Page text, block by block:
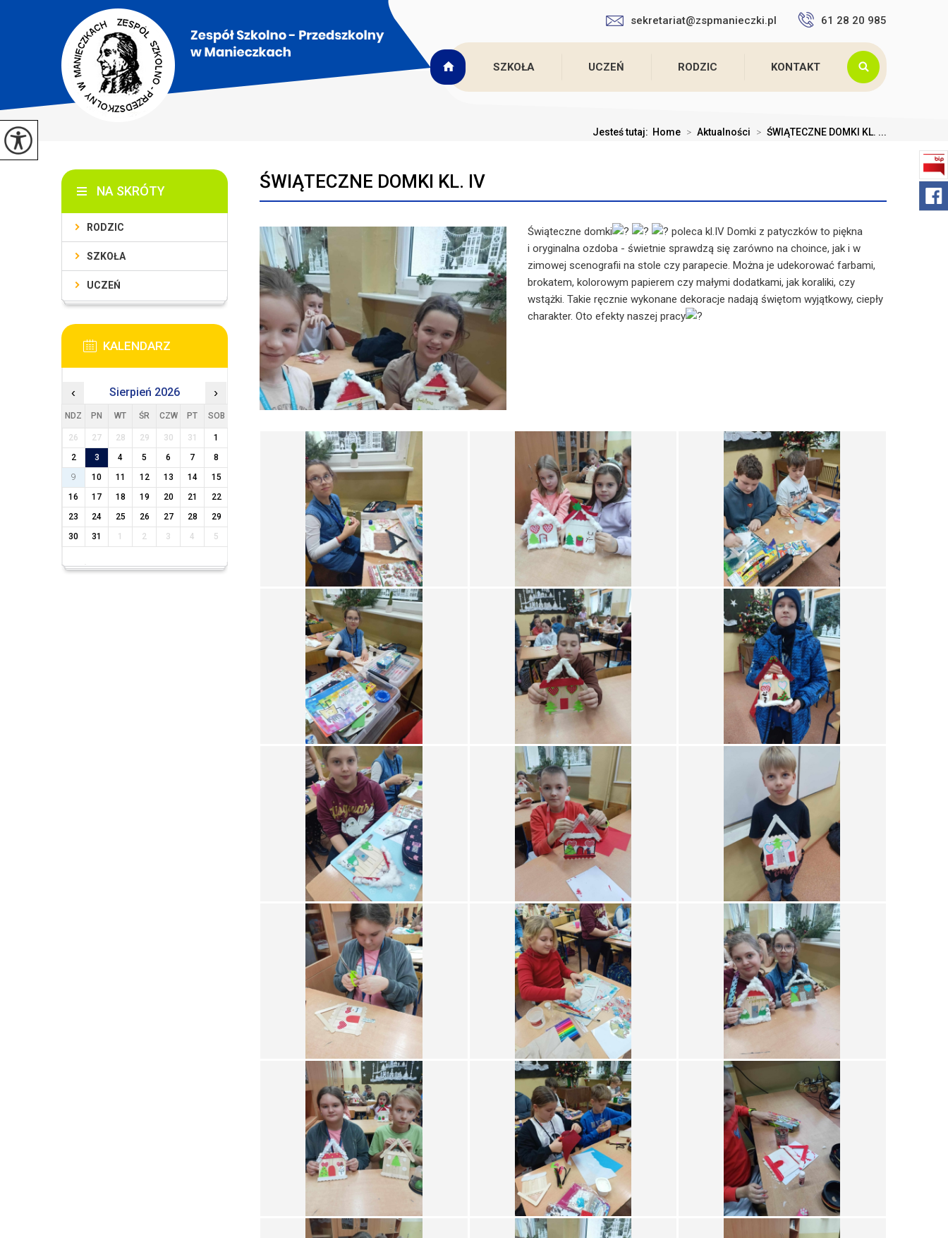
sekretariat@zspmanieczki.pl 61 28 20 985
SZKOŁA UCZEŃ RODZIC KONTAKT
Jesteś tutaj: Home > Aktualności > ŚWIĄTECZNE DOMKI KL. ...
ŚWIĄTECZNE DOMKI KL. IV
Świąteczne domki
poleca kl.IV Domki z patyczków to piękna
i oryginalna ozdoba - świetnie sprawdzą się zarówno na choince, jak i w
zimowej scenografii na stole czy parapecie. Można je udekorować farbami,
brokatem, kolorowym papierem czy małymi dodatkami, jak koraliki, czy
wstążki. Takie ręcznie wykonane dekoracje nadają świętom wyjątkowy, ciepły
charakter. Oto efekty naszej pracy
NA SKRÓTY
RODZIC
SZKOŁA
UCZEŃ
KALENDARZ
‹ Sierpień 2026 ›
NDZ PN WT ŚR CZW PT SOB
26 27 28 29 30 31
1
2
3 4 5 6 7
8
9
10 11 12 13 14
15
16
17 18 19 20 21
22
23
24 25 26 27 28
29
30
31 1 2 3 4 5